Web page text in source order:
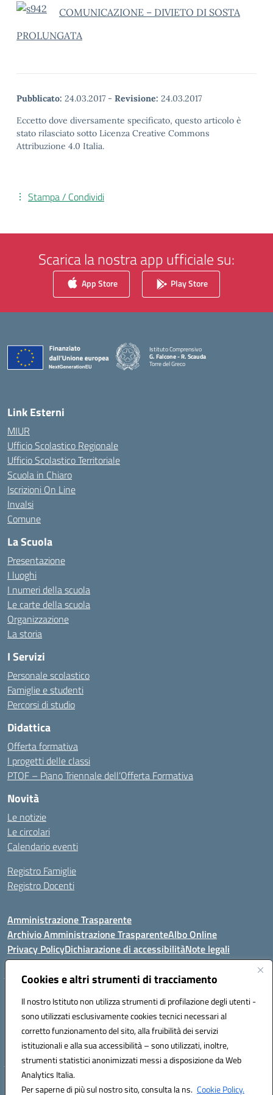
Cookies e altri strumenti di tracciamento
Il nostro Istituto non utilizza strumenti di profilazione degli utenti -
sono utilizzati esclusivamente cookies tecnici necessari al
corretto funzionamento del sito, alla fruibilità dei servizi
istituzionali e alla sua accessibilità – sono utilizzati, inoltre,
strumenti statistici anonimizzati messi a disposizione da Web
Analytics Italia.
Per saperne di più sul nostro sito, consulta la ns. Cookie Policy.
COMUNICAZIONE – DIVIETO DI SOSTA
PROLUNGATA
Pubblicato: 24.03.2017 - Revisione: 24.03.2017
Eccetto dove diversamente specificato, questo articolo è
stato rilasciato sotto Licenza Creative Commons
Attribuzione 4.0 Italia.
Stampa / Condividi
Scarica la nostra app ufficiale su:
App Store Play Store
Istituto Comprensivo
G. Falcone - R. Scauda
Torre del Greco
Link Esterni
MIUR
Ufficio Scolastico Regionale
Ufficio Scolastico Territoriale
Scuola in Chiaro
Iscrizioni On Line
Invalsi
Comune
La Scuola
Presentazione
I luoghi
I numeri della scuola
Le carte della scuola
Organizzazione
La storia
I Servizi
Personale scolastico
Famiglie e studenti
Percorsi di studio
Didattica
Offerta formativa
I progetti delle classi
PTOF – Piano Triennale dell’Offerta Formativa
Novità
Le notizie
Le circolari
Calendario eventi
Registro Famiglie
Registro Docenti
Amministrazione Trasparente
Archivio Amministrazione TrasparenteAlbo Online
Privacy PolicyDichiarazione di accessibilitàNote legali
Istituto Comprensivo Statale
Via Cupa Campanariello, 5 - 80059, Torre del Greco (NA)
Tel. +39 0818834377 - Fax +39 0818834377 - Cod.Fisc. 95170530638
Email: naic8df00a@istruzione.it - PEC: naic8df00a@pec.istruzione.it
Hosting & Powered by 3D Solution S.r.l.